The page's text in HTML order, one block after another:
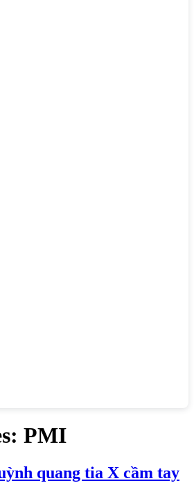
PMI
quang tia X cầm tay